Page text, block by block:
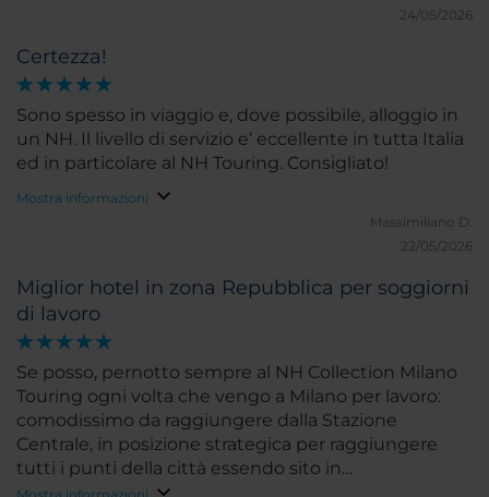
accogliente, e la presenza della macchinetta del
soggiorno ancora più piacevole. Complimenti a
tutto lo staff, che nonostante l’elevata affluenza e il
carico di lavoro che ho potuto osservare, si sono
sempre dimostrati sorridenti, disponibili e
altamente professionali.
24/05/2026
Certezza!
Sono spesso in viaggio e, dove possibile, alloggio in
un NH. Il livello di servizio e’ eccellente in tutta Italia
ed in particolare al NH Touring. Consigliato!
Mostra informazioni
Massimiliano D.
22/05/2026
Miglior hotel in zona Repubblica per soggiorni
di lavoro
Se posso, pernotto sempre al NH Collection Milano
Touring ogni volta che vengo a Milano per lavoro:
comodissimo da raggiungere dalla Stazione
Centrale, in posizione strategica per raggiungere
tutti i punti della città essendo sito in
corrispondenza della Stazione Repubblica (M3 e